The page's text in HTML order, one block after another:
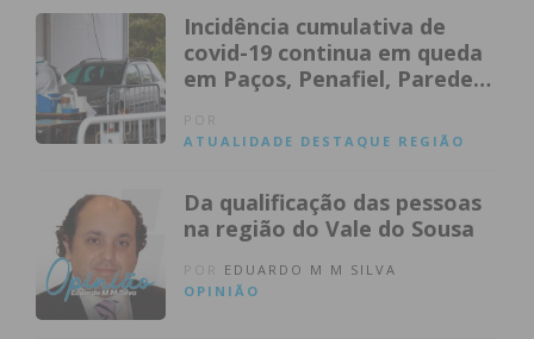
Incidência cumulativa de
covid-19 continua em queda
em Paços, Penafiel, Paredes
ATUALIDADE DESTAQUE REGIÃO
Da qualificação das pessoas
na região do Vale do Sousa
EDUARDO M M SILVA
OPINIÃO